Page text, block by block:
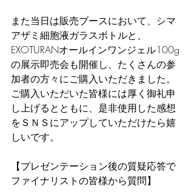
また当日は販売ブースにおいて、シマ
アザミ細胞液ガラスボトルと、
EXOTURANオールインワンジェル100g
の展示即売会も開催し、たくさんの参
加者の方々にご購入いただきました。
ご購入いただいた皆様には厚く御礼申
し上げるとともに、是非使用した感想
をＳＮＳにアップしていただけたら嬉
しいです。
【プレゼンテーション後の質疑応答で
ファイナリストの皆様から質問】